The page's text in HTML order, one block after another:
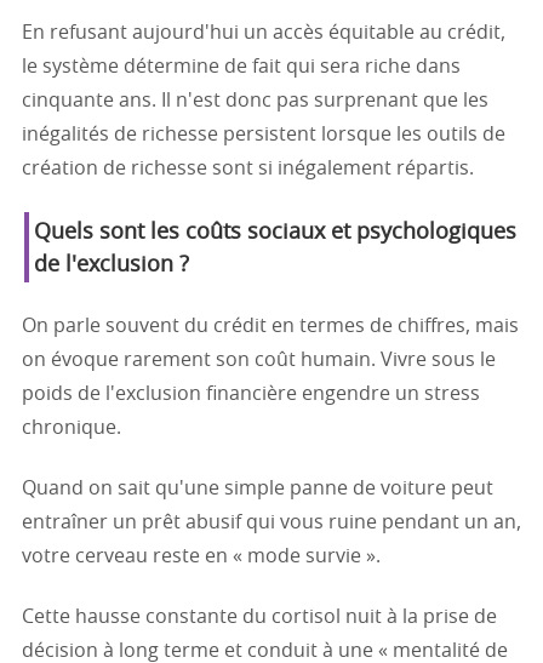
En refusant aujourd'hui un accès équitable au crédit,
le système détermine de fait qui sera riche dans
cinquante ans. Il n'est donc pas surprenant que les
inégalités de richesse persistent lorsque les outils de
création de richesse sont si inégalement répartis.
Quels sont les coûts sociaux et psychologiques
de l'exclusion ?
On parle souvent du crédit en termes de chiffres, mais
on évoque rarement son coût humain. Vivre sous le
poids de l'exclusion financière engendre un stress
chronique.
Quand on sait qu'une simple panne de voiture peut
entraîner un prêt abusif qui vous ruine pendant un an,
votre cerveau reste en « mode survie ».
Cette hausse constante du cortisol nuit à la prise de
décision à long terme et conduit à une « mentalité de